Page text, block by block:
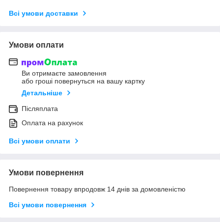
Всі умови доставки
Умови оплати
Ви отримаєте замовлення
або гроші повернуться на вашу картку
Детальніше
Післяплата
Оплата на рахунок
Всі умови оплати
Умови повернення
Повернення товару впродовж 14 днів за домовленістю
Всі умови повернення